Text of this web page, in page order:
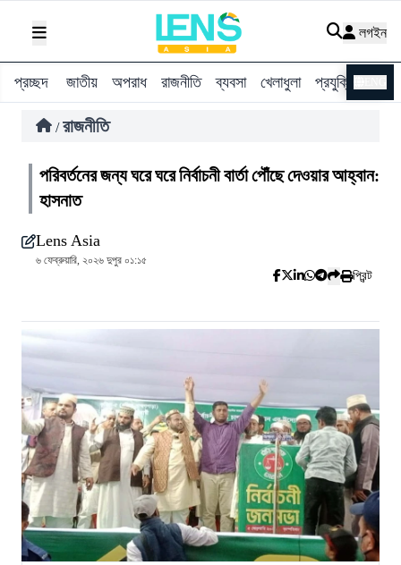
লগইন
প্রচ্ছদ জাতীয় অপরাধ রাজনীতি ব্যবসা খেলাধুলা প্রযুক্তি
/ রাজনীতি
পরিবর্তনের জন্য ঘরে ঘরে নির্বাচনী বার্তা পৌঁছে দেওয়ার আহ্বান:
হাসনাত
Lens Asia
৬ ফেব্রুয়ারি, ২০২৬ দুপুর ০১:১৫
প্রিন্ট